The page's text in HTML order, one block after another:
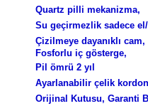
Quartz pilli mekanizma,
Su geçirmezlik sadece
Çizilmeye dayanıklı cam,
Fosforlu iç gösterge,
Pil ömrü 2 yıl
Ayarlanabilir çelik
Orijinal Kutusu, Garanti